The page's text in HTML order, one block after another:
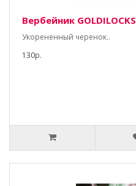
Вербейник GOLDILOCKS
Укорененный черенок..
130р.